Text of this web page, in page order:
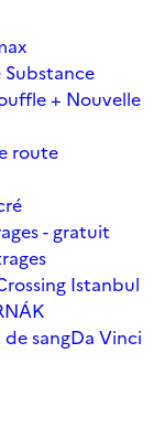
Substance
+ Nouvelle
route
- gratuit
Istanbul
sangDa Vinci